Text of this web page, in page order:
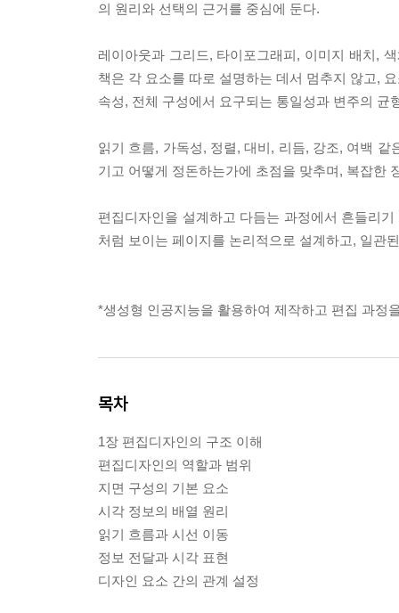
의 원리와 선택의 근거를 중심에 둔다.
레이아웃과 그리드, 타이포그래피, 이미지 배치,
책은 각 요소를 따로 설명하는 데서 멈추지 않고,
속성, 전체 구성에서 요구되는 통일성과 변주의 균
읽기 흐름, 가독성, 정렬, 대비, 리듬, 강조, 여백
기고 어떻게 정돈하는가에 초점을 맞추며, 복잡한
편집디자인을 설계하고 다듬는 과정에서 흔들리
처럼 보이는 페이지를 논리적으로 설계하고, 일관
*생성형 인공지능을 활용하여 제작하고 편집 과정
목차
1장 편집디자인의 구조 이해
편집디자인의 역할과 범위
지면 구성의 기본 요소
시각 정보의 배열 원리
읽기 흐름과 시선 이동
정보 전달과 시각 표현
디자인 요소 간의 관계 설정